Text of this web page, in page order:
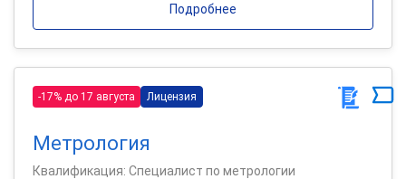
Подробнее
-17% до 17 августа Лицензия
Метрология
Квалификация: Специалист по метрологии